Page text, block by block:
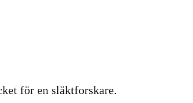
för en släktforskare.